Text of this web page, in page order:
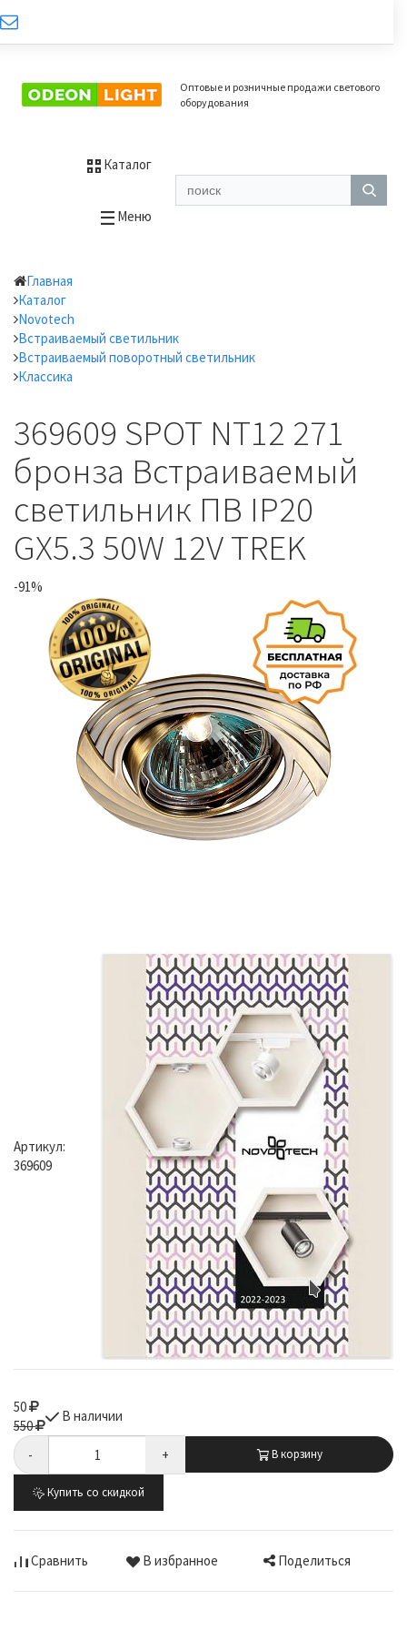
Оптовые и розничные продажи светового
оборудования
Каталог
Меню
Главная
Каталог
Novotech
Встраиваемый светильник
Встраиваемый поворотный светильник
Классика
369609 SPOT NT12 271
бронза Встраиваемый
светильник ПВ IP20
GX5.3 50W 12V TREK
-91%
Артикул:
369609
50
550
В наличии
- + В корзину
Купить со скидкой
Сравнить В избранное Поделиться